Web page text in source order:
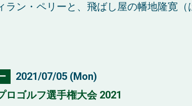
ラン・ペリーと、飛ばし屋の幡地隆寛（
2021/07/05 (Mon)
ロゴルフ選手権大会 2021